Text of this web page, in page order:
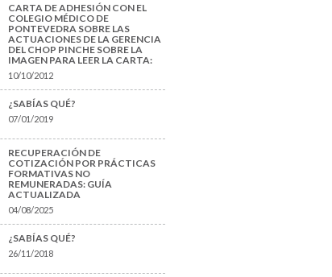
CARTA DE ADHESIÓN CON EL
COLEGIO MÉDICO DE
PONTEVEDRA SOBRE LAS
ACTUACIONES DE LA GERENCIA
DEL CHOP PINCHE SOBRE LA
IMAGEN PARA LEER LA CARTA:
10/10/2012
¿SABÍAS QUÉ?
07/01/2019
RECUPERACIÓN DE
COTIZACIÓN POR PRÁCTICAS
FORMATIVAS NO
REMUNERADAS: GUÍA
ACTUALIZADA
04/08/2025
¿SABÍAS QUÉ?
26/11/2018